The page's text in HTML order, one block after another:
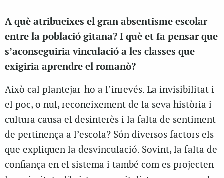
A què atribueixes el gran absentisme escolar
entre la població gitana? I què et fa pensar que
s’aconseguiria vinculació a les classes que
exigiria aprendre el romanò?
Això cal plantejar-ho a l’inrevés. La invisibilitat i
el poc, o nul, reconeixement de la seva història i
cultura causa el desinterès i la falta de sentiment
de pertinença a l’escola? Són diversos factors els
que expliquen la desvinculació. Sovint, la falta de
confiança en el sistema i també com es projecten